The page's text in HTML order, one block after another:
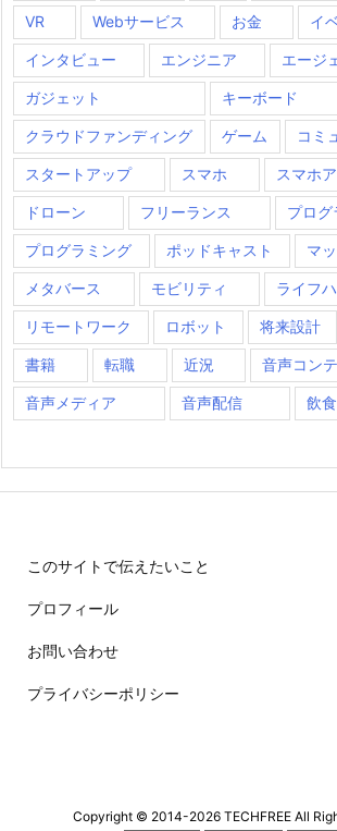
VR
Webサービス お金 イ
インタビュー エンジニア エージ
ガジェット キーボード
クラウドファンディング ゲーム コミ
スタートアップ スマホ スマホ
ドローン フリーランス プログ
プログラミング ポッドキャスト マ
メタバース モビリティ ライフ
リモートワーク ロボット 将来設計
書籍 転職 近況 音声コン
音声メディア 音声配信 飲
このサイトで伝えたいこと
プロフィール
お問い合わせ
プライバシーポリシー
Copyright © 2014-2026 TECHFREEAll